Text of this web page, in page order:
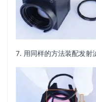
7. 用同样的方法装配发射